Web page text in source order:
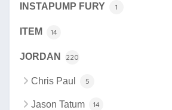
INSTAPUMP FURY 1
ITEM 14
JORDAN 220
Chris Paul 5
Jason Tatum 14